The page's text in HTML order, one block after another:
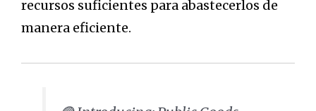
recursos suficientes para abastecerlos de
manera eficiente.